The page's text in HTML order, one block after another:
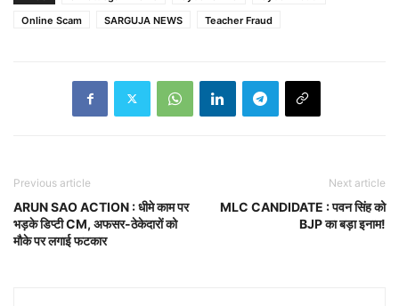
Online Scam
SARGUJA NEWS Teacher Fraud
Previous article
ARUN SAO ACTION : धीमे काम पर
भड़के डिप्टी CM, अफसर-ठेकेदारों को
मौके पर लगाई फटकार
Next article
MLC CANDIDATE : पवन सिंह को
BJP का बड़ा इनाम!